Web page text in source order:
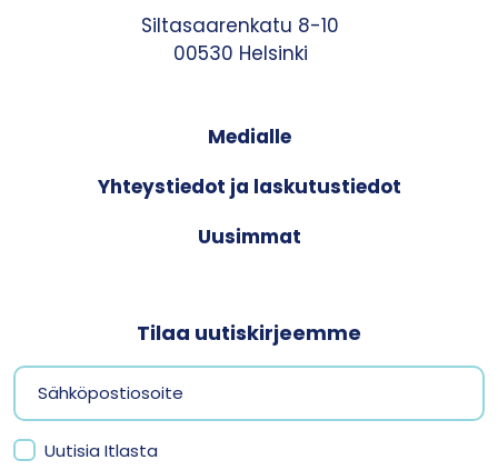
Siltasaarenkatu 8-10
00530 Helsinki
Medialle
Yhteystiedot ja laskutustiedot
Uusimmat
Tilaa uutiskirjeemme
Uutisia Itlasta